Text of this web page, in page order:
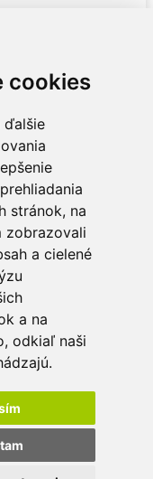
cookies
ďalšie
stránok, na
zobrazovali
a cielené
a na
odkiaľ naši
Cena od 3,16€